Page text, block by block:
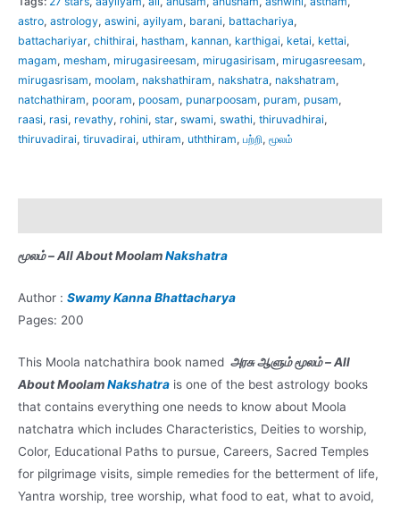
Moolam
All-
in-
All
About
Moola
Nakshatra
Cards)
astro, astrology, aswini, ayilyam, barani, battachariya,
battachariyar, chithirai, hastham, kannan, karthigai, ketai, kettai,
magam, mesham, mirugasireesam, mirugasirisam, mirugasreesam,
mirugasrisam, moolam, nakshathiram, nakshatra, nakshatram,
natchathiram, pooram, poosam, punarpoosam, puram, pusam,
raasi, rasi, revathy, rohini, star, swami, swathi, thiruvadhirai,
thiruvadirai, tiruvadirai, uthiram, uththiram, பற்றி, மூலம்
மூலம் – All About MoolamNakshatra
Author : Swamy Kanna Bhattacharya
Pages: 200
This Moola natchathira book named அரசு ஆளும் மூலம் – All
About MoolamNakshatra is one of the best astrology books
that contains everything one needs to know about Moola
natchatra which includes Characteristics, Deities to worship,
Color, Educational Paths to pursue, Careers, Sacred Temples
for pilgrimage visits, simple remedies for the betterment of life,
Yantra worship, tree worship, what food to eat, what to avoid,